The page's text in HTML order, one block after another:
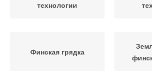
технологии
Финская грядка